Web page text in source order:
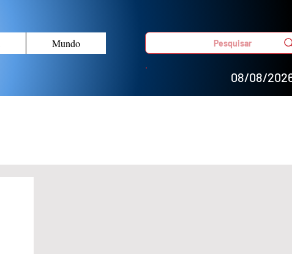
Mundo Pesquisar
08/08/